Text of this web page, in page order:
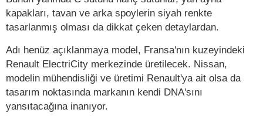
kapakları, tavan ve arka spoylerin siyah renkte
tasarlanmış olması da dikkat çeken detaylardan.
Adı henüz açıklanmaya model, Fransa'nın kuzeyindeki
Renault ElectriCity merkezinde üretilecek. Nissan,
modelin mühendisliği ve üretimi Renault'ya ait olsa da
tasarım noktasında markanın kendi DNA'sını
yansıtacağına inanıyor.